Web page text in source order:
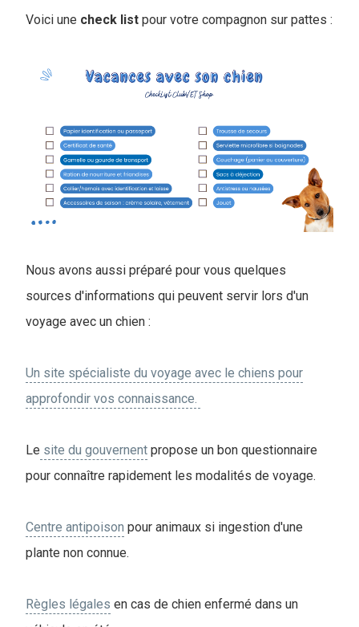
Voici une check list pour votre compagnon sur pattes :
Nous avons aussi préparé pour vous quelques
sources d'informations qui peuvent servir lors d'un
voyage avec un chien :
Un site spécialiste du voyage avec le chiens pour
approfondir vos connaissance.
Le site du gouvernent propose un bon questionnaire
pour connaître rapidement les modalités de voyage.
Centre antipoison pour animaux si ingestion d'une
plante non connue.
Règles légales en cas de chien enfermé dans un